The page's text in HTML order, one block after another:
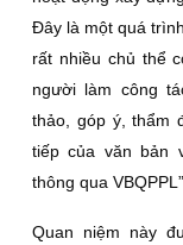
Ðây là một quá
rất nhiều chủ thể
người làm công
thảo, góp ý, thẩm
tiếp của văn bản
thông qua VBQPPL”.
Quan niệm này